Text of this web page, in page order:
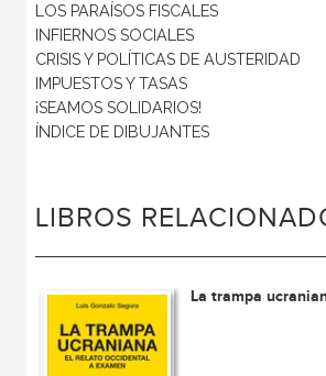
LOS PARAÍSOS FISCALES
INFIERNOS SOCIALES
CRISIS Y POLÍTICAS DE AUSTERIDAD
IMPUESTOS Y TASAS
¡SEAMOS SOLIDARIOS!
ÍNDICE DE DIBUJANTES
LIBROS
La trampa